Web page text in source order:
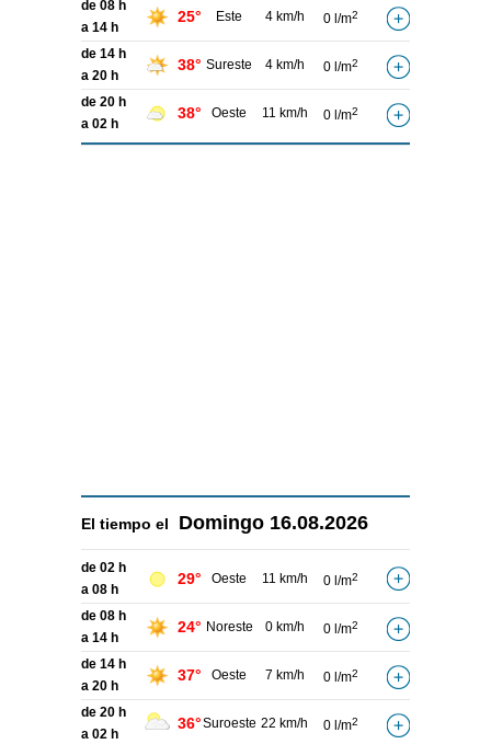
de 08 h
a 14 h
25° Este 4 km/h 0 l/m2
de 14 h
a 20 h
38° Sureste 4 km/h 0 l/m2
de 20 h
a 02 h
38° Oeste 11 km/h 0 l/m2
El tiempo el Domingo 16.08.2026
de 02 h
a 08 h
29° Oeste 11 km/h 0 l/m2
de 08 h
a 14 h
24° Noreste 0 km/h 0 l/m2
de 14 h
a 20 h
37° Oeste 7 km/h 0 l/m2
de 20 h
a 02 h
36°Suroeste 22 km/h 0 l/m2